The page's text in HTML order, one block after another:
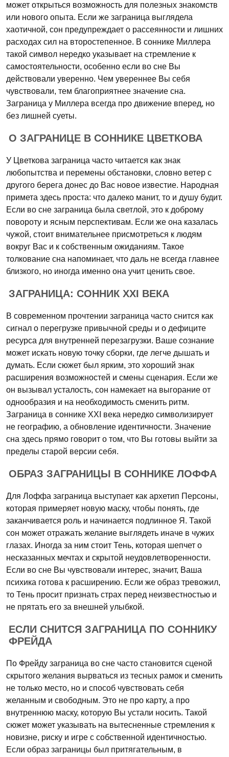
может открыться возможность для полезных знакомств
или нового опыта. Если же заграница выглядела
хаотичной, сон предупреждает о рассеянности и лишних
расходах сил на второстепенное. В соннике Миллера
такой символ нередко указывает на стремление к
самостоятельности, особенно если во сне Вы
действовали уверенно. Чем увереннее Вы себя
чувствовали, тем благоприятнее значение сна.
Заграница у Миллера всегда про движение вперед, но
без лишней суеты.
О ЗАГРАНИЦЕ В СОННИКЕ ЦВЕТКОВА
У Цветкова заграница часто читается как знак
любопытства и перемены обстановки, словно ветер с
другого берега донес до Вас новое известие. Народная
примета здесь проста: что далеко манит, то и душу будит.
Если во сне заграница была светлой, это к доброму
повороту и ясным перспективам. Если же она казалась
чужой, стоит внимательнее присмотреться к людям
вокруг Вас и к собственным ожиданиям. Такое
толкование сна напоминает, что даль не всегда главнее
близкого, но иногда именно она учит ценить свое.
ЗАГРАНИЦА: СОННИК XXI ВЕКА
В современном прочтении заграница часто снится как
сигнал о перегрузке привычной среды и о дефиците
ресурса для внутренней перезагрузки. Ваше сознание
может искать новую точку сборки, где легче дышать и
думать. Если сюжет был ярким, это хороший знак
расширения возможностей и смены сценария. Если же
он вызывал усталость, сон намекает на выгорание от
однообразия и на необходимость сменить ритм.
Заграница в соннике XXI века нередко символизирует
не географию, а обновление идентичности. Значение
сна здесь прямо говорит о том, что Вы готовы выйти за
пределы старой версии себя.
ОБРАЗ ЗАГРАНИЦЫ В СОННИКЕ ЛОФФА
Для Лоффа заграница выступает как архетип Персоны,
которая примеряет новую маску, чтобы понять, где
заканчивается роль и начинается подлинное Я. Такой
сон может отражать желание выглядеть иначе в чужих
глазах. Иногда за ним стоит Тень, которая шепчет о
несказанных мечтах и скрытой неудовлетворенности.
Если во сне Вы чувствовали интерес, значит, Ваша
психика готова к расширению. Если же образ тревожил,
то Тень просит признать страх перед неизвестностью и
не прятать его за внешней улыбкой.
ЕСЛИ СНИТСЯ ЗАГРАНИЦА ПО СОННИКУ
ФРЕЙДА
По Фрейду заграница во сне часто становится сценой
скрытого желания вырваться из тесных рамок и сменить
не только место, но и способ чувствовать себя
желанным и свободным. Это не про карту, а про
внутреннюю маску, которую Вы устали носить. Такой
сюжет может указывать на вытесненные стремления к
новизне, риску и игре с собственной идентичностью.
Если образ заграницы был притягательным, в